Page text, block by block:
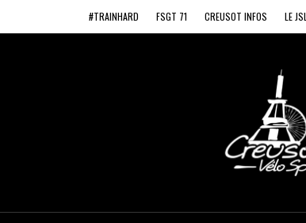
#TRAINHARD FSGT 71 CREUSOT INFOS LE JSL